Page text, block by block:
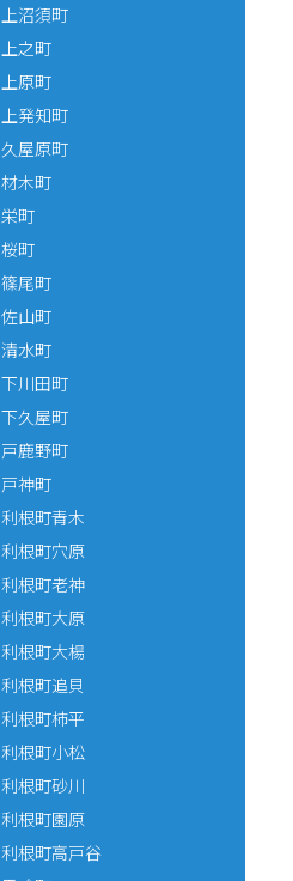
上沼須町
上之町
上原町
上発知町
久屋原町
材木町
栄町
桜町
篠尾町
佐山町
清水町
下川田町
下久屋町
戸鹿野町
戸神町
利根町青木
利根町穴原
利根町老神
利根町大原
利根町大楊
利根町追貝
利根町柿平
利根町小松
利根町砂川
利根町園原
利根町高戸谷